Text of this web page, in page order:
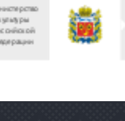
Министерство
культуры
Российской
федерации